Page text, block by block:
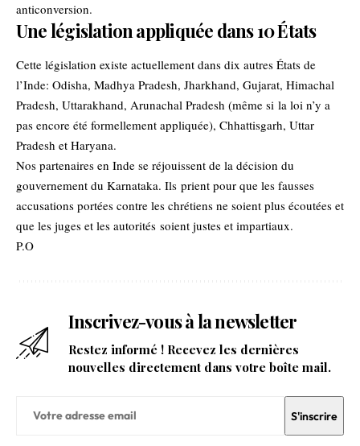
anticonversion.
Une législation appliquée dans 10 États
Cette législation existe actuellement dans dix autres États de
l’Inde: Odisha, Madhya Pradesh, Jharkhand, Gujarat, Himachal
Pradesh, Uttarakhand, Arunachal Pradesh (même si la loi n’y a
pas encore été formellement appliquée), Chhattisgarh, Uttar
Pradesh et Haryana.
Nos partenaires en Inde se réjouissent de la décision du
gouvernement du Karnataka. Ils prient pour que les fausses
accusations portées contre les chrétiens ne soient plus écoutées et
que les juges et les autorités soient justes et impartiaux.
P.O
Inscrivez-vous à la newsletter
Restez informé ! Recevez les dernières
nouvelles directement dans votre boîte mail.